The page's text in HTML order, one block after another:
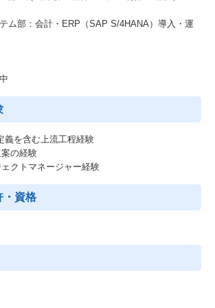
ム部：会計・ERP（SAP S/4HANA）導入・運
義を含む上流工程経験
の経験
クトマネージャー経験
・資格